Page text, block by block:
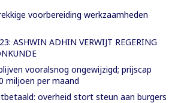
voorbereiding werkzaamheden
ASHWIN ADHIN VERWIJT REGERING
vooralsnog ongewijzigd; prijscap
miljoen per maand
overheid stort steun aan burgers